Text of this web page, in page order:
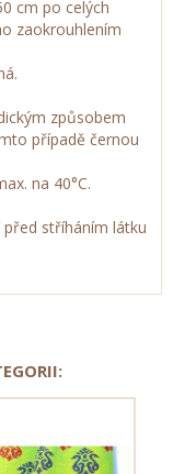
cm po celých
zaokrouhlením
způsobem
případě černou
na 40°C.
stříháním látku